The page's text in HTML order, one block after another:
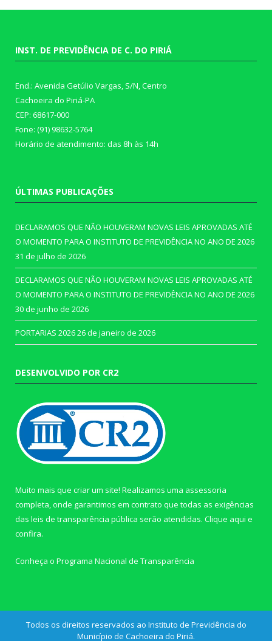
INST. DE PREVIDÊNCIA DE C. DO PIRIÁ
End.: Avenida Getúlio Vargas, S/N, Centro
Cachoeira do Piriá-PA
CEP: 68617-000
Fone: (91) 98632-5764
Horário de atendimento: das 8h às 14h
ÚLTIMAS PUBLICAÇÕES
DECLARAMOS QUE NÃO HOUVERAM NOVAS LEIS APROVADAS ATÉ
O MOMENTO PARA O INSTITUTO DE PREVIDÊNCIA NO ANO DE 2026
31 de julho de 2026
DECLARAMOS QUE NÃO HOUVERAM NOVAS LEIS APROVADAS ATÉ
O MOMENTO PARA O INSTITUTO DE PREVIDÊNCIA NO ANO DE 2026
30 de junho de 2026
PORTARIAS 202626 de janeiro de 2026
DESENVOLVIDO POR CR2
Muito mais que criar um site! Realizamos uma assessoria
completa, onde garantimos em contrato que todas as exigências
das leis de transparência pública serão atendidas. Clique aqui e
confira.
Conheça o Programa Nacional de Transparência
Todos os direitos reservados ao Instituto de Previdência do
Município de Cachoeira do Piriá.